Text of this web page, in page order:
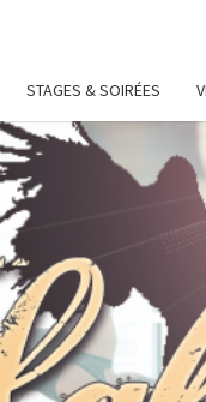
STAGES & SOIRÉES